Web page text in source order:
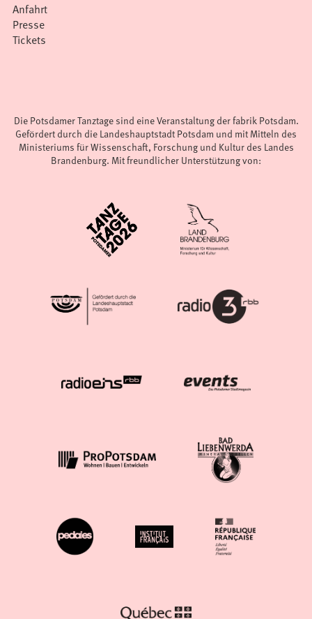
Anfahrt
Presse
Tickets
Die Potsdamer Tanztage sind eine Veranstaltung der fabrik Potsdam.
Gefördert durch die Landeshauptstadt Potsdam und mit Mitteln des
Ministeriums für Wissenschaft, Forschung und Kultur des Landes
Brandenburg. Mit freundlicher Unterstützung von: